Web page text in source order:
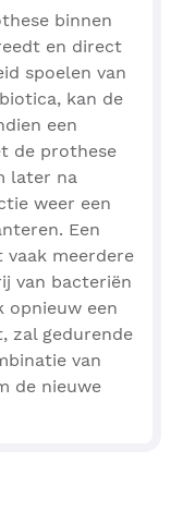
binnen
en direct
spoelen van
kan de
een
de prothese
later na
weer een
Een
vaak meerdere
van bacteriën
opnieuw een
zal gedurende
van
de nieuwe